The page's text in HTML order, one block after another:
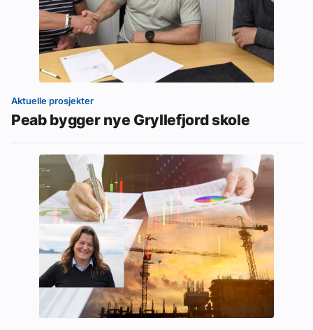
Aktuelle prosjekter
Peab bygger nye Gryllefjord skole